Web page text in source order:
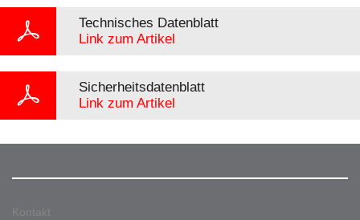
Technisches Datenblatt
Link zum Artikel
Sicherheitsdatenblatt
Link zum Artikel
Kontakt